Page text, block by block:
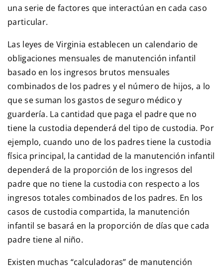
una serie de factores que interactúan en cada caso
particular.
Las leyes de Virginia establecen un calendario de
obligaciones mensuales de manutención infantil
basado en los ingresos brutos mensuales
combinados de los padres y el número de hijos, a lo
que se suman los gastos de seguro médico y
guardería. La cantidad que paga el padre que no
tiene la custodia dependerá del tipo de custodia. Por
ejemplo, cuando uno de los padres tiene la custodia
física principal, la cantidad de la manutención infantil
dependerá de la proporción de los ingresos del
padre que no tiene la custodia con respecto a los
ingresos totales combinados de los padres. En los
casos de custodia compartida, la manutención
infantil se basará en la proporción de días que cada
padre tiene al niño.
Existen muchas “calculadoras” de manutención